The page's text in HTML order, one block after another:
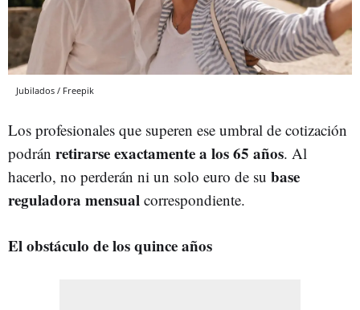
Jubilados / Freepik
Los profesionales que superen ese umbral de cotización
podrán retirarse exactamente a los 65 años. Al
hacerlo, no perderán ni un solo euro de su base
reguladora mensual correspondiente.
El obstáculo de los quince años